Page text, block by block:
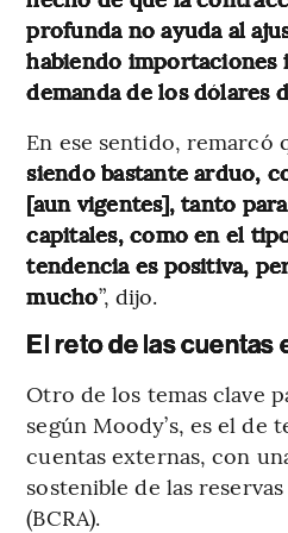
profunda no ayuda al
habiendo importaciones
demanda de los dólares
En ese sentido, remarcó
siendo bastante arduo,
[aun vigentes], tanto
capitales, como en el
tendencia es positiva,
mucho”, dijo.
El reto de las cuentas
Otro de los temas clave
según Moody’s, es el de
cuentas externas, con
sostenible de las
(BCRA).